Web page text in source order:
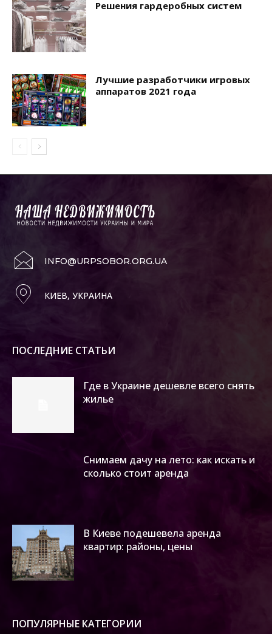
Решения гардеробных систем
Лучшие разработчики игровых
аппаратов 2021 года
INFO@URPSOBOR.ORG.UA
КИЕВ, УКРАИНА
ПОСЛЕДНИЕ СТАТЬИ
Где в Украине дешевле всего снять
жилье
Снимаем дачу на лето: как искать и
сколько стоит аренда
В Киеве подешевела аренда
квартир: районы, цены
ПОПУЛЯРНЫЕ КАТЕГОРИИ